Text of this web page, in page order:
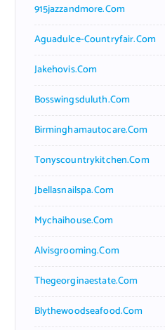
915jazzandmore.com
Aguadulce-Countryfair.com
Jakehovis.com
Bosswingsduluth.com
Birminghamautocare.com
Tonyscountrykitchen.com
Jbellasnailspa.com
Mychaihouse.com
Alvisgrooming.com
Thegeorginaestate.com
Blythewoodseafood.com